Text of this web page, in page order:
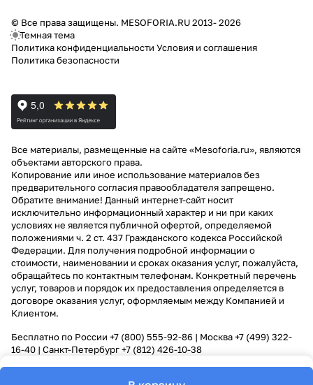
© Все права защищены. MESOFORIA.RU 2013- 2026
Темная тема
Политика конфиденциальности Условия и соглашения
Политика безопасности
Все материалы, размещенные на сайте «Mesoforia.ru», являются
объектами авторского права.
Копирование или иное использование материалов без
предварительного согласия правообладателя запрещено.
Обратите внимание! Данный интернет-сайт носит
исключительно информационный характер и ни при каких
условиях не является публичной офертой, определяемой
положениями ч. 2 ст. 437 Гражданского кодекса Российской
Федерации. Для получения подробной информации о
стоимости, наименовании и сроках оказания услуг, пожалуйста,
обращайтесь по контактным телефонам. Конкретный перечень
услуг, товаров и порядок их предоставления определяется в
договоре оказания услуг, оформляемым между Компанией и
Клиентом.
Бесплатно по России +7 (800) 555-92-86 | Москва+7 (499) 322-
16-40 | Санкт-Петербург+7 (812) 426-10-38